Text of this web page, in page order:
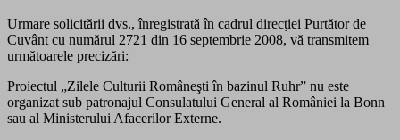
Urmare solicitării dvs., înregistrată în cadrul direcţiei Purtător de
Cuvânt cu numărul 2721 din 16 septembrie 2008, vă transmitem
următoarele precizări:
Proiectul „Zilele Culturii Româneşti în bazinul Ruhr” nu este
organizat sub patronajul Consulatului General al României la Bonn
sau al Ministerului Afacerilor Externe.